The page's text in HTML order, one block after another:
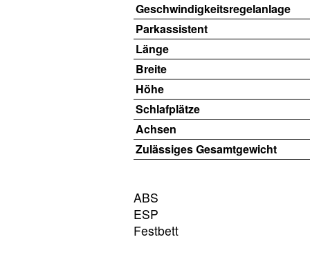
Geschwindigkeitsregelanlage
Parkassistent
Länge
Breite
Höhe
Schlafplätze
Achsen
Zulässiges Gesamtgewicht
ABS
ESP
Festbett